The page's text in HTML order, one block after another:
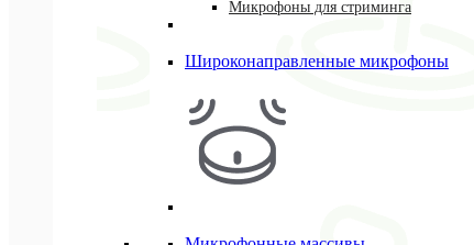
Микрофоны для стриминга
Широконаправленные микрофоны